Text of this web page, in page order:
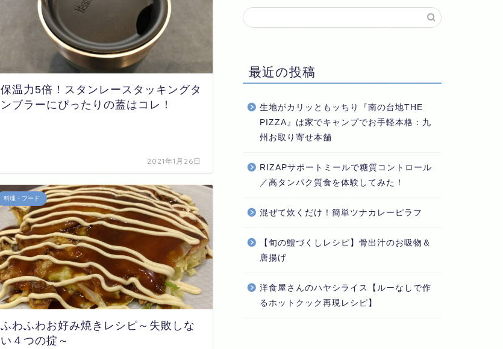
保温力5倍！スタンレースタッキングタ
ンブラーにぴったりの蓋はコレ！
2021年1月26日
料理・フード
ふわふわお好み焼きレシピ～失敗しな
い４つの掟～
最近の投稿
生地がカリッともッちり『南の台地THE
PIZZA』は家でキャンプでお手軽本格：九
州お取り寄せ本舗
RIZAPサポートミールで糖質コントロール
／高タンパク質食を体験してみた！
混ぜて炊くだけ！簡単ツナカレーピラフ
【旬の鱧づくしレシピ】骨出汁のお吸物＆
唐揚げ
洋食屋さんのハヤシライス【ルーなしで作
るホットクック再現レシピ】